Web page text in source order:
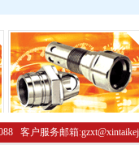
客户服务邮箱